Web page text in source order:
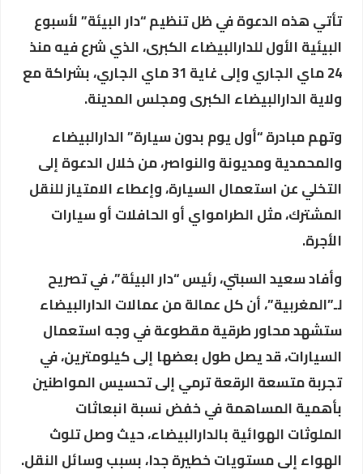
تأتي هذه الدعوة في ظل تنظيم “دار البيئة” لأسبوع
البيئية الأول للدارالبيضاء الكبرى، الذي شرع فيه منذ
24 ماي الجاري وإلى غاية 31 ماي الجاري، بشراكة مع
ولاية الدارالبيضاء الكبرى ومجلس المدينة.
وتهم مبادرة “أول يوم بدون سيارة” الدارالبيضاء
والمحمدية ومديونة والنواصر، من خلال الدعوة إلى
التخلي عن استعمال السيارة، وإعطاء الامتياز للنقل
المشترك، مثل الطرامواي أو الحافلات أو سيارات
الأجرة.
وأفاد سعيد السبتي، رئيس “دار البيئة”، في تصريح
لـ”المغربية”، أن كل عمالة من عمالات الدارالبيضاء
ستشهد محاور طرقية مقطوعة في وجه استعمال
السيارات، قد يصل طول بعضها إلى كيلومترين، في
تجربة متسعة الرقعة ترمي إلى تحسيس المواطنين
بأهمية المساهمة في خفض نسبة انبعاثات
الملوثات الهوائية بالدارالبيضاء، حيث وصل تلوث
الهواء إلى مستويات خطيرة جدا، بسبب وسائل النقل.